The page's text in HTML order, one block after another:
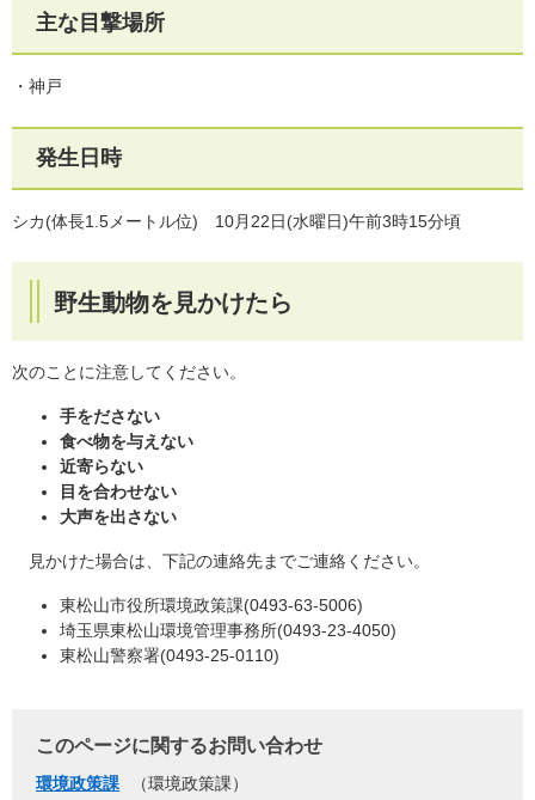
主な目撃場所
・神戸
発生日時
シカ(体長1.5メートル位) 10月22日(水曜日)午前3時15分頃
野生動物を見かけたら
次のことに注意してください。
手をださない
食べ物を与えない
近寄らない
目を合わせない
大声を出さない
見かけた場合は、下記の連絡先までご連絡ください。
東松山市役所環境政策課(0493-63-5006)
埼玉県東松山環境管理事務所(0493-23-4050)
東松山警察署(0493-25-0110)
このページに関するお問い合わせ
環境政策課
環境政策課